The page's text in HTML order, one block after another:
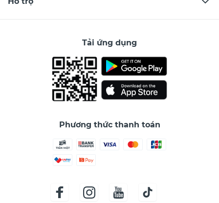
Tải ứng dụng
Phương thức thanh toán